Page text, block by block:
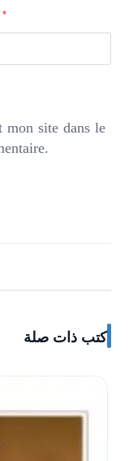
*
site dans le
كتب ذات صلة